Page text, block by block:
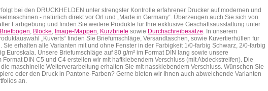
bei den DRUCKHELDEN unter strengster Kontrolle erfahrener Drucker auf modernen und
- natürlich direkt vor Ort und „Made in Germany“. Überzeugen auch Sie sich von
Farbgebung und finden Sie weitere Produkte für Ihre exklusive Geschäftsausstattung unter
Briefbögen, Blöcke, Image-Mappen, Kurzbriefe sowie Durchschreibesätze. In unserem
„Kuverts“ finden Sie Briefumschläge, Versandtaschen, sowie Kuvertierhüllen für
erhalten alle Varianten mit und ohne Fenster in der Farbigkeit 1/0-farbig Schwarz, 2/0-farbig
Euroskala. Unsere Briefumschläge auf 80 g/m² im Format DIN lang sowie unsere
Format DIN C5 und C4 erstellen wir mit haftklebendem Verschluss (mit Abdeckstreifen). Die
die maschinelle Weiterverarbeitung erhalten Sie mit nassklebendem Verschluss. Wünschen Sie
oder den Druck in Pantone-Farben? Gerne bieten wir Ihnen auch abweichende Varianten
an.